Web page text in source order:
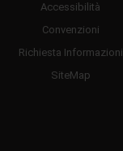
Accessibilità
Convenzioni
Richiesta Informazioni
SiteMap